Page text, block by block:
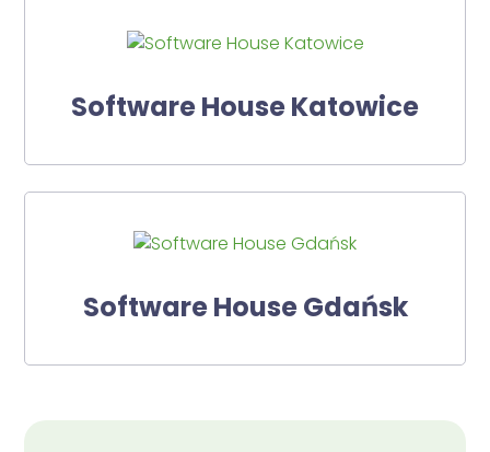
Software House Katowice
Software House Gdańsk